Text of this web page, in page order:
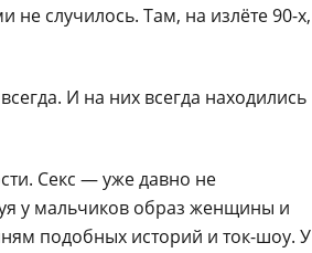
не случилось. Там, на излёте 90-х,
И на них всегда находились
Секс — уже давно не
у мальчиков образ женщины и
подобных историй и ток-шоу. У